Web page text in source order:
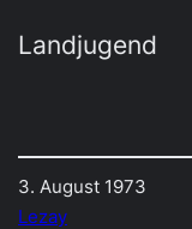
Landjugend
3. August 1973
Lezay